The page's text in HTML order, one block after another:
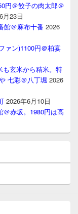
円＠餃子の肉太郎＠
月23日
館＠麻布十番 2026
ァン)1100円＠柏宴
も玄米から精米。特
七彩＠八丁堀 2026
2026年6月10日
＠赤坂。1980円は高